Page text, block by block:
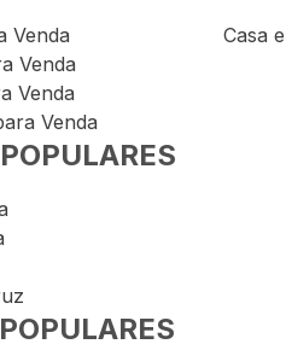
Venda
Venda
Venda
Venda
Casa